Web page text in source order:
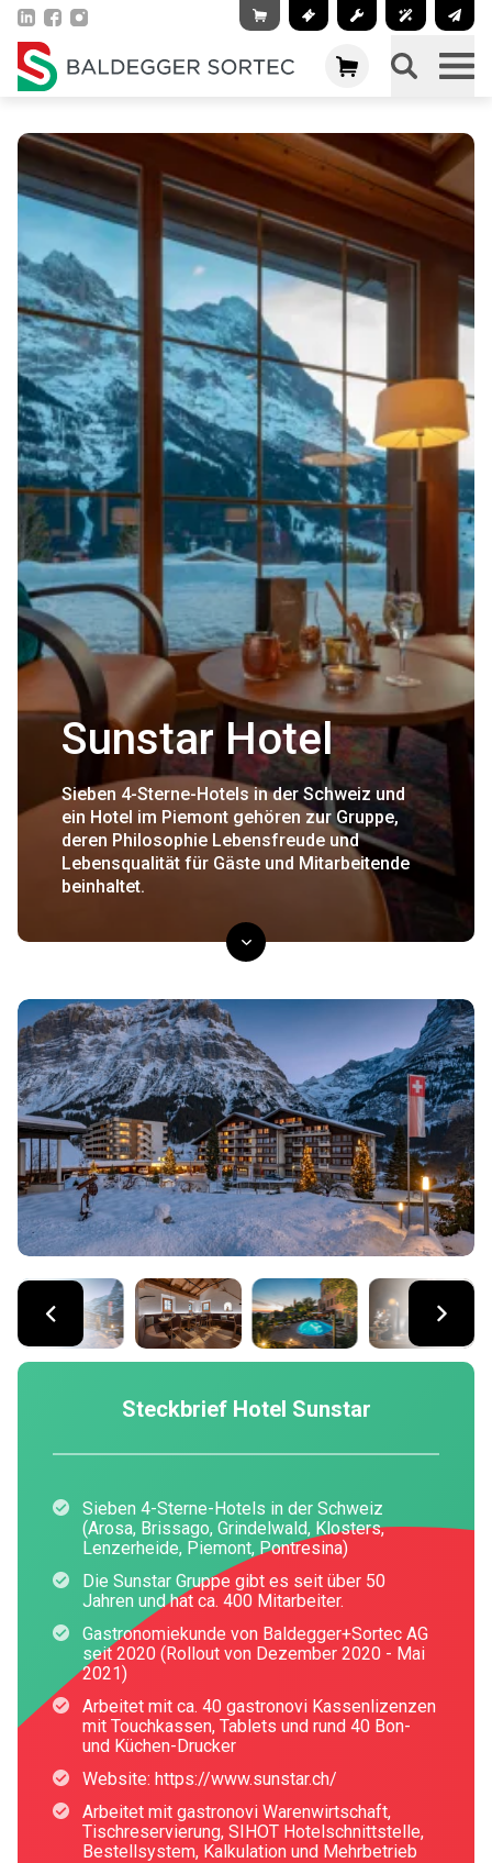
Sunstar Hotel
Sieben 4-Sterne-Hotels in der Schweiz und
ein Hotel im Piemont gehören zur Gruppe,
deren Philosophie Lebensfreude und
Lebensqualität für Gäste und Mitarbeitende
beinhaltet.
scroll down
Steckbrief Hotel Sunstar
Sieben 4-Sterne-Hotels in der Schweiz
(Arosa, Brissago, Grindelwald, Klosters,
Lenzerheide, Piemont, Pontresina)
Die Sunstar Gruppe gibt es seit über 50
Jahren und hat ca. 400 Mitarbeiter.
Gastronomiekunde von Baldegger+Sortec AG
seit 2020 (Rollout von Dezember 2020 - Mai
2021)
Arbeitet mit ca. 40 gastronovi Kassenlizenzen
mit Touchkassen, Tablets und rund 40 Bon-
und Küchen-Drucker
Website: https://www.sunstar.ch/
Arbeitet mit gastronovi Warenwirtschaft,
Tischreservierung, SIHOT Hotelschnittstelle,
Bestellsystem, Kalkulation und Mehrbetrieb